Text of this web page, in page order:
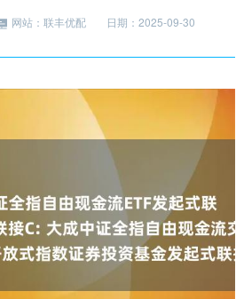
网站：联丰优配
日期：2025-09-30